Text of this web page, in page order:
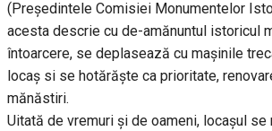
(Președintele Comisiei Monumentelor
acesta descrie cu de-amănuntul istoricul
întoarcere, se deplasează cu mașinile
locaș si se hotărăște ca prioritate,
mănăstiri.
Uitată de vremuri și de oameni, locașul se